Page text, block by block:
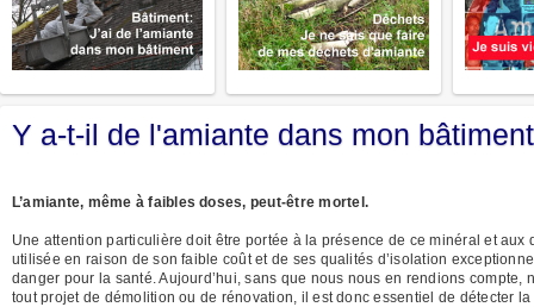
Y a-t-il de l'amiante dans mon
L’amiante, même à faibles doses, peut-être mortel.
Une attention particulière doit être portée à la présence de ce minéral et
utilisée en raison de son faible coût et de ses qualités d’isolation
danger pour la santé. Aujourd’hui, sans que nous nous en rendions
tout projet de démolition ou de rénovation, il est donc essentiel de détecter